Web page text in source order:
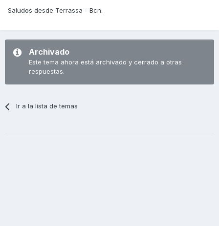
Saludos desde Terrassa - Bcn.
Archivado
Este tema ahora está archivado y cerrado a otras
respuestas.
Ir a la lista de temas